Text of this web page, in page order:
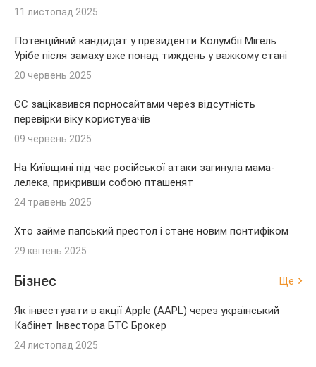
11 листопад 2025
Потенційний кандидат у президенти Колумбії Мігель
Урібе після замаху вже понад тиждень у важкому стані
20 червень 2025
ЄС зацікавився порносайтами через відсутність
перевірки віку користувачів
09 червень 2025
На Київщині під час російської атаки загинула мама-
лелека, прикривши собою пташенят
24 травень 2025
Хто займе папський престол і стане новим понтифіком
29 квітень 2025
Бізнес Ще
Як інвестувати в акції Apple (AAPL) через український
Кабінет Інвестора БТС Брокер
24 листопад 2025